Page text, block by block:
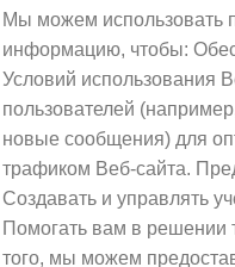
Мы можем использовать
информацию, чтобы:
Условий использования
пользователей
новые сообщения) для
трафиком Веб-сайта.
Создавать и управлять
Помогать вам в решении
того, мы можем